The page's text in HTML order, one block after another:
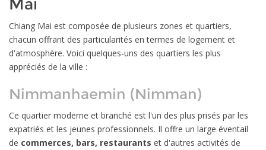
Mai
Chiang Mai est composée de plusieurs zones et quartiers,
chacun offrant des particularités en termes de logement et
d'atmosphère. Voici quelques-uns des quartiers les plus
appréciés de la ville :
Nimmanhaemin (Nimman)
Ce quartier moderne et branché est l'un des plus prisés par les
expatriés et les jeunes professionnels. Il offre un large éventail
de commerces, bars, restaurants et d'autres activités de